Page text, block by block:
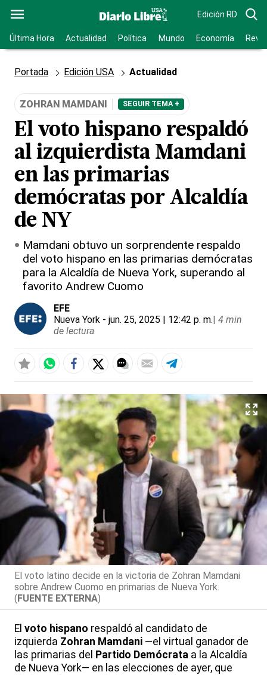
Edición RD
Última Hora Actualidad Política Mundo Economía
Portada Edición USA Actualidad
ZOHRAN MAMDANI SEGUIR TEMA +
El voto hispano respaldó
al izquierdista Mamdani
en las primarias
demócratas por Alcaldía
de NY
Mamdani obtuvo un sorprendente respaldo
del voto hispano en las primarias demócratas
para la Alcaldía de Nueva York, superando al
favorito Andrew Cuomo
EFE
Nueva York - jun. 25, 2025 | 12:42 p. m.| 4 min
de lectura
El voto latino decide en la victoria de Zohran Mamdani
sobre Andrew Cuomo en primarias de Nueva York.
(FUENTE EXTERNA)
El voto hispano respaldó al candidato de
izquierda Zohran Mamdani —el virtual ganador de
las primarias del Partido Demócrata a la Alcaldía
de Nueva York— en las elecciones de ayer, que